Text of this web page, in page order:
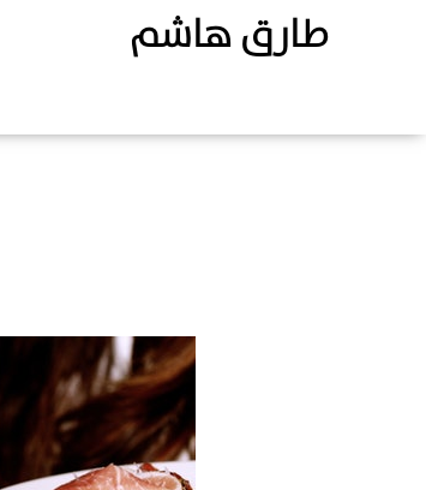
طارق هاشم